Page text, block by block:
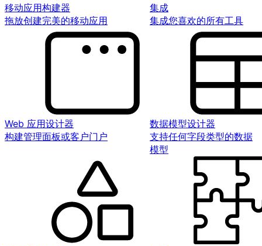
移动应用构建器
拖放创建完美的移动应用
集成
集成您喜欢的所有工具
Web 应用设计器
构建管理面板或客户门户
数据模型设计器
支持任何字段类型的数据
模型